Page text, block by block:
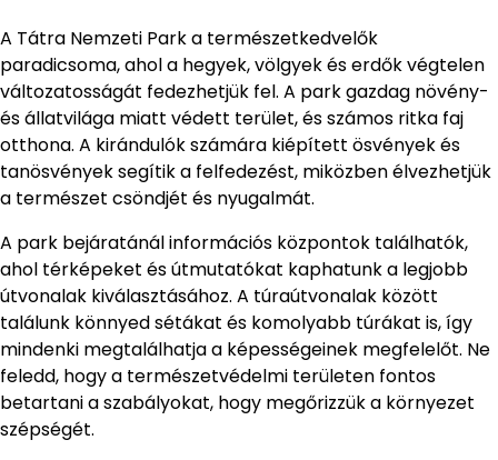
A Tátra Nemzeti Park a természetkedvelők
paradicsoma, ahol a hegyek, völgyek és erdők végtelen
változatosságát fedezhetjük fel. A park gazdag növény-
és állatvilága miatt védett terület, és számos ritka faj
otthona. A kirándulók számára kiépített ösvények és
tanösvények segítik a felfedezést, miközben élvezhetjük
a természet csöndjét és nyugalmát.
A park bejáratánál információs központok találhatók,
ahol térképeket és útmutatókat kaphatunk a legjobb
útvonalak kiválasztásához. A túraútvonalak között
találunk könnyed sétákat és komolyabb túrákat is, így
mindenki megtalálhatja a képességeinek megfelelőt. Ne
feledd, hogy a természetvédelmi területen fontos
betartani a szabályokat, hogy megőrizzük a környezet
szépségét.